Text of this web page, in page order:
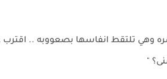
وهي تلتقط انفاسها بصعووبه ..
"